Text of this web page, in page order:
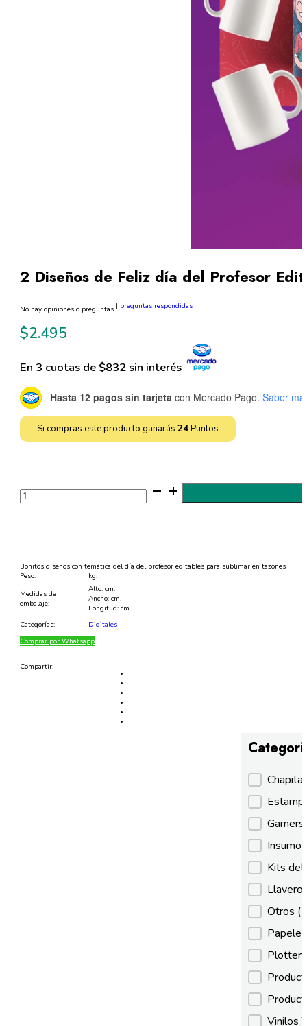
2 Diseños de Feliz día del Profesor
No hay opiniones o preguntas | preguntas respondidas
$2.495
En 3 cuotas de $832 sin interés
Hasta 12 pagos sin tarjeta con Mercado Pago. Saber
Si compras este producto ganarás24Puntos
2
Diseños
de
para
Sublimar
-
PNG
PSD
cantidad
Bonitos diseños con temática del día del profesor editables para sublimar en tazones
Peso:
kg.
Medidas de
embalaje:
Alto: cm.
Ancho: cm.
Longitud: cm.
Categorías:
Digitales
Comprar por Whatsapp
Compartir:
Gamers
Kits
Otros
Vinilos